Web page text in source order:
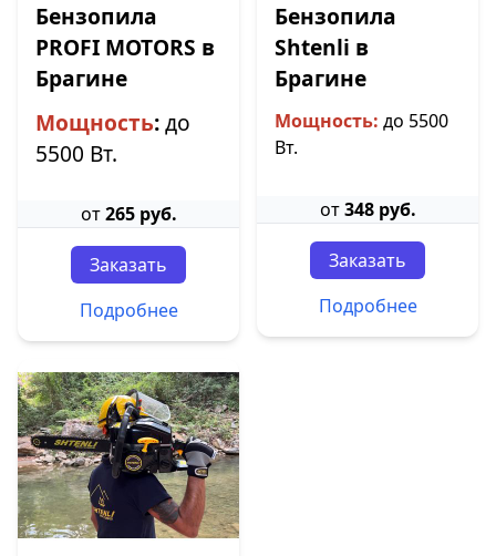
Бензопила
PROFI MOTORS в
Брагине
Мощность:до
5500 Вт.
от265 руб.
Заказать
Подробнее
Бензопила
Shtenli в
Брагине
Мощность: до 5500
Вт.
от348 руб.
Заказать
Подробнее